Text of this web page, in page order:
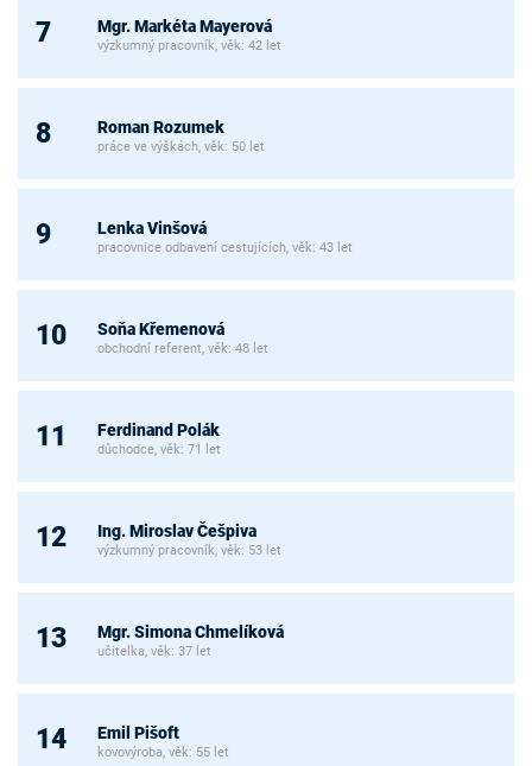
7 Mgr. Markéta Mayerová
výzkumný pracovník, věk: 42 let
8 Roman Rozumek
práce ve výškách, věk: 50 let
9 Lenka Vinšová
pracovnice odbavení cestujících, věk: 43 let
10 Soňa Křemenová
obchodní referent, věk: 48 let
11 Ferdinand Polák
důchodce, věk: 71 let
12 Ing. Miroslav Češpiva
výzkumný pracovník, věk: 53 let
13 Mgr. Simona Chmelíková
učitelka, věk: 37 let
14 Emil Pišoft
kovovýroba, věk: 55 let